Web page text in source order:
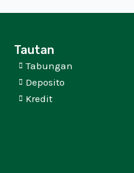
Tautan
Tabungan
Deposito
Kredit